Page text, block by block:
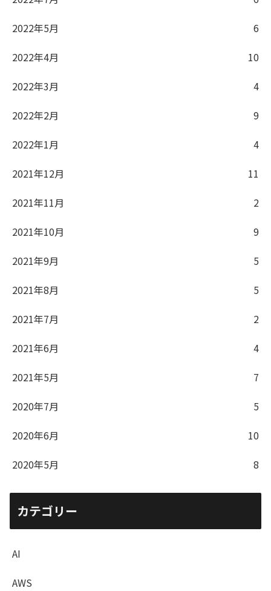
2022年5月
6
2022年4月
10
2022年3月
4
2022年2月
9
2022年1月
4
2021年12月
11
2021年11月
2
2021年10月
9
2021年9月
5
2021年8月
5
2021年7月
2
2021年6月
4
2021年5月
7
2020年7月
5
2020年6月
10
2020年5月
8
カテゴリー
AI
AWS